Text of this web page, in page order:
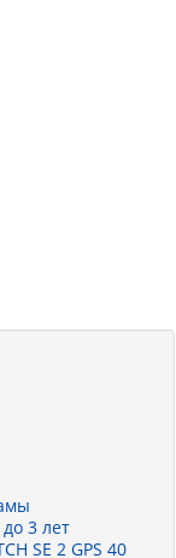
3 лет
SE 2 GPS 40